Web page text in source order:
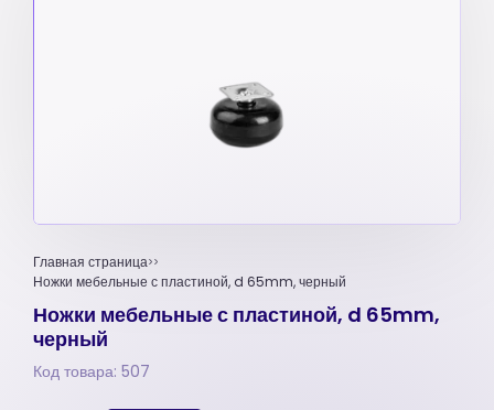
Главная страница
Ножки мебельные с пластиной, d 65mm, черный
Ножки мебельные с пластиной, d 65mm,
черный
Код товара: 507